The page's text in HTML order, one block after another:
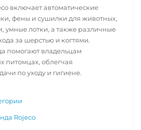
включает автоматические
фены и сушилки для животных,
умные лотки, а также различные
за шерстью и когтями.
помогают владельцам
питомцах, облегчая
по уходу и гигиене.
Rojeco